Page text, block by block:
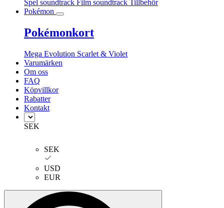
Spel soundtrack Film soundtrack Tillbehör
Pokémon
Pokémonkort
Mega Evolution Scarlet & Violet
Varumärken
Om oss
FAQ
Köpvillkor
Rabatter
Kontakt
SEK
SEK
USD
EUR